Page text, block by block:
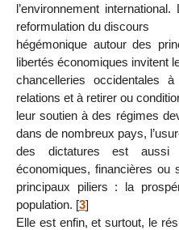
l’environnement
reformulation du discours
hégémonique autour des
libertés économiques invitent
chancelleries occidentales
relations et à retirer ou
leur soutien à des régimes
dans de nombreux pays,
des dictatures est aussi
économiques, financières ou
principaux piliers : la
population. [3]
Elle est enfin, et surtout, le